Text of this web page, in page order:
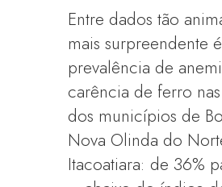
Entre dados tão
mais surpreendente
prevalência de
carência de ferro
dos municípios de
Nova Olinda do
Itacoatiara: de 36%